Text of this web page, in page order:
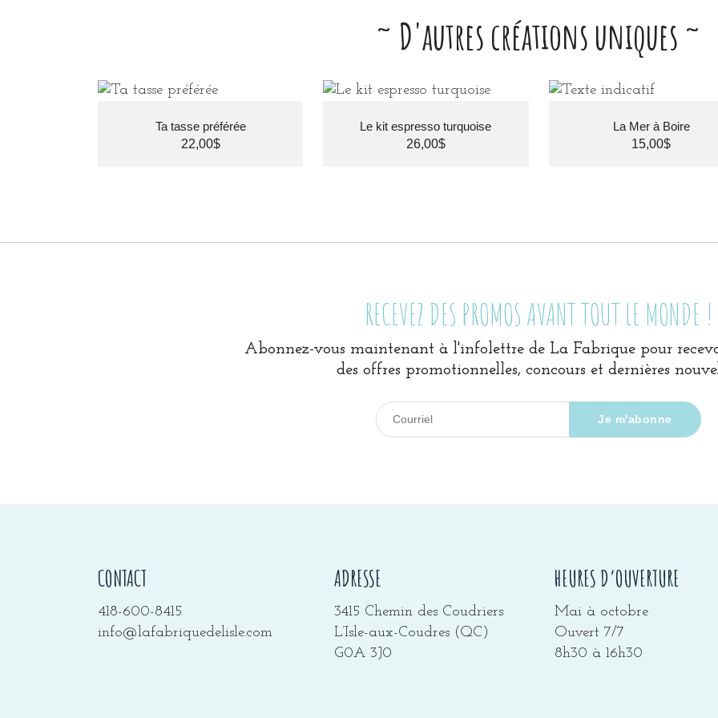
~ D'autres créations uniques ~
Ta tasse préférée
22,00$
Le kit espresso turquoise
26,00$
La Mer à Boire
15,00$
RECEVEZ DES PROMOS AVANT TOUT LE MONDE !
Abonnez-vous maintenant à l'infolettre de La Fabrique pour
des offres promotionnelles, concours et dernières
CONTACT
418-600-8415
info@lafabriquedelisle.com
ADRESSE
3415 Chemin des Coudriers
L’Isle-aux-Coudres (QC)
G0A 3J0
HEURES D’OUVERTURE
Mai à octobre
Ouvert 7/7
8h30 à 16h30